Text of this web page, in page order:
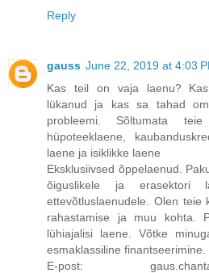
Reply
gauss June 22, 2019 at 4:03
Kas teil on vaja laenu?
lükanud ja kas sa tahad
probleemi. Sõltumata teie
hüpoteeklaene,
laene ja isiklikke laene
Eksklusiivsed õppelaenud.
õiguslikele ja erasektori
ettevõtluslaenudele. Olen teie
rahastamise ja muu kohta.
lühiajalisi laene. Võtke
esmaklassiline finantseerimine.
E-post: